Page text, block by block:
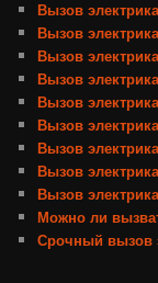
Вызов
Вызов
Вызов
Вызов
Вызов
Вызов
Вызов
Вызов
Вызов
Можно ли
Срочный вызов